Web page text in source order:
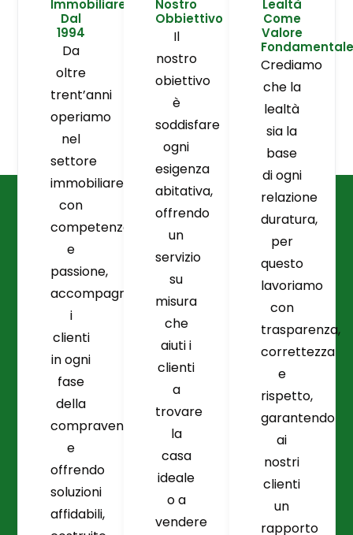
Immobiliare
Dal
1994
Da
oltre
trent’anni
operiamo
nel
settore
immobiliare
con
competenza
e
passione,
accompagnando
i
clienti
in ogni
fase
della
compravendita
e
offrendo
soluzioni
affidabili,
Nostro
Obbiettivo
Il
nostro
obiettivo
è
soddisfare
ogni
esigenza
abitativa,
offrendo
un
servizio
su
misura
che
aiuti i
clienti
a
trovare
la
casa
ideale
o a
vendere
Lealtà
Come
Valore
Fondamentale
Crediamo
che la
lealtà
sia la
base
di ogni
relazione
duratura,
per
questo
lavoriamo
con
trasparenza,
correttezza
e
rispetto,
garantendo
ai
nostri
clienti
un
rapporto